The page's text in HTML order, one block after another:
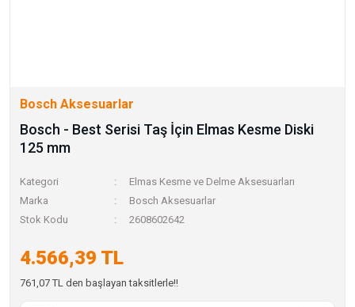
Bosch Aksesuarlar
Bosch - Best Serisi Taş İçin Elmas Kesme Diski
125 mm
Kategori
Elmas Kesme ve Delme Aksesuarları
Marka
Bosch Aksesuarlar
Stok Kodu
2608602642
4.566,39 TL
761,07 TL den başlayan taksitlerle!!